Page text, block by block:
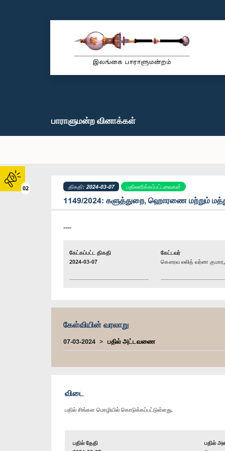
02
பாராளுமன்ற வினாக்கள்
திகதி: 2024-03-07 பதிலளிக்கப்பட்டவைகள்
1149/2024: களுத்துறை, ஹொரணை மற்றும்
----
கேட்கப்பட்ட திகதி
2024-03-07
கேட்டவர்
கௌரவ லலித் வர்ண குமார,
கேள்வியின் வரலாறு
07-03-2024 பதில் அட்டவணை
விடை
பதில் சிங்கள மொழியில் கொடுக்கப்பட்டுள்ளது.
பதில் தேதி
பதில்